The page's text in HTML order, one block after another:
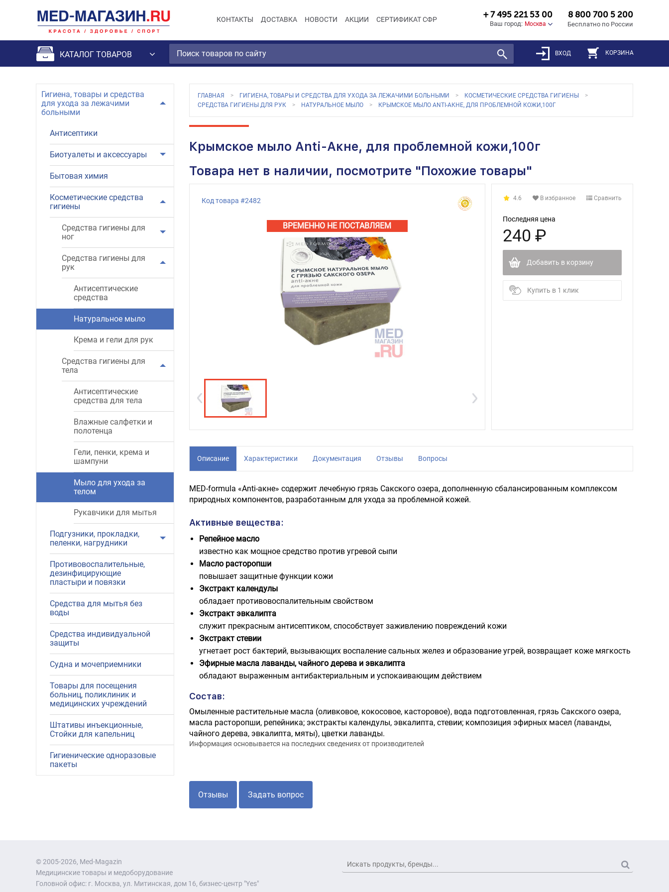
КОНТАКТЫ ДОСТАВКА НОВОСТИ АКЦИИ СЕРТИФИКАТ СФР
+ 7 495 221 53 00
Ваш город: Москва
8 800 700 5 200
Бесплатно по России
КАТАЛОГ ТОВАРОВ ВХОД КОРЗИНА
Гигиена, товары и средства
для ухода за лежачими
больными
Антисептики
Биотуалеты и аксессуары
Бытовая химия
Косметические средства
гигиены
Средства гигиены для
ног
Средства гигиены для
рук
Антисептические
средства
Натуральное мыло
Крема и гели для рук
Средства гигиены для
тела
Антисептические
средства для тела
Влажные салфетки и
полотенца
Гели, пенки, крема и
шампуни
Мыло для ухода за
телом
Рукавчики для мытья
Подгузники, прокладки,
пеленки, нагрудники
Противовоспалительные,
дезинфицирующие
пластыри и повязки
Средства для мытья без
воды
Средства индивидуальной
защиты
Судна и мочеприемники
Товары для посещения
больниц, поликлиник и
медицинских учреждений
Штативы инъекционные,
Стойки для капельниц
Гигиенические одноразовые
пакеты
ГЛАВНАЯ ГИГИЕНА, ТОВАРЫ И СРЕДСТВА ДЛЯ УХОДА ЗА ЛЕЖАЧИМИ БОЛЬНЫМИ
КОСМЕТИЧЕСКИЕ СРЕДСТВА ГИГИЕНЫ
СРЕДСТВА ГИГИЕНЫ ДЛЯ РУК
НАТУРАЛЬНОЕ МЫЛО КРЫМСКОЕ МЫЛО ANTI-АКНЕ, ДЛЯ ПРОБЛЕМНОЙ КОЖИ,100Г
Крымское мыло Anti-Акне, для проблемной кожи,100г
Товара нет в наличии, посмотрите "Похожие товары"
Код товара #2482
ВРЕМЕННО НЕ ПОСТАВЛЯЕМ
4.6 В избранное Сравнить
Последняя цена
240 ₽
Добавить в корзину
Купить в 1 клик
Описание Характеристики Документация Отзывы Вопросы
MED-formula «Anti-акне» содержит лечебную грязь Сакского озера, дополненную сбалансированным комплексом
природных компонентов, разработанным для ухода за проблемной кожей.
Активные вещества:
Репейное масло
известно как мощное средство против угревой сыпи
Масло расторопши
повышает защитные функции кожи
Экстракт календулы
обладает противовоспалительным свойством
Экстракт эвкалипта
служит прекрасным антисептиком, способствует заживлению повреждений кожи
Экстракт стевии
угнетает рост бактерий, вызывающих воспаление сальных желез и образование угрей, возвращает коже мягкость
Эфирные масла лаванды, чайного дерева и эвкалипта
обладают выраженным антибактериальным и успокаивающим действием
Состав:
Омыленные растительные масла (оливковое, кокосовое, касторовое), вода подготовленная, грязь Сакского озера,
масла расторопши, репейника; экстракты календулы, эвкалипта, стевии; композиция эфирных масел (лаванды,
чайного дерева, эвкалипта, мяты), цветки лаванды.
Информация основывается на последних сведениях от производителей
Отзывы Задать вопрос
© 2005-2026, Med-Magazin
Медицинские товары и медоборудование
Головной офис: г. Москва, ул. Митинская, дом 16, бизнес-центр "Yes"